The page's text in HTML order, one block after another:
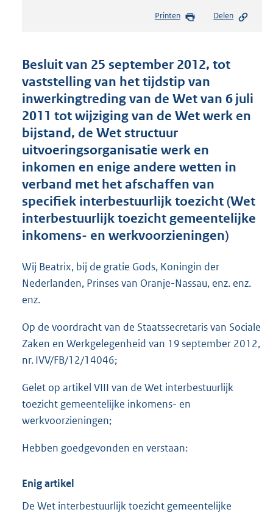
s
d
s
g
r
o
o
t
e
:
4
K
b
Printen Delen
Besluit van 25 september 2012, tot
vaststelling van het tijdstip van
inwerkingtreding van de Wet van 6 juli
2011 tot wijziging van de Wet werk en
bijstand, de Wet structuur
uitvoeringsorganisatie werk en
inkomen en enige andere wetten in
verband met het afschaffen van
specifiek interbestuurlijk toezicht (Wet
interbestuurlijk toezicht gemeentelijke
inkomens- en werkvoorzieningen)
Wij Beatrix, bij de gratie Gods, Koningin der
Nederlanden, Prinses van Oranje-Nassau, enz. enz.
enz.
Op de voordracht van de Staatssecretaris van Sociale
Zaken en Werkgelegenheid van 19 september 2012,
nr. IVV/FB/12/14046;
Gelet op artikel VIII van de Wet interbestuurlijk
toezicht gemeentelijke inkomens- en
werkvoorzieningen;
Hebben goedgevonden en verstaan:
Enig artikel
De Wet interbestuurlijk toezicht gemeentelijke